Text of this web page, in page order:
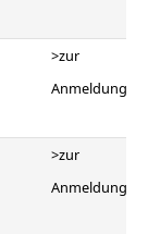
>zur
Anmeldung
>zur
Anmeldung